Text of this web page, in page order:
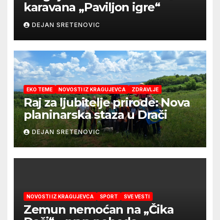
karavana „Paviljon igre“
DEJAN SRETENOVIC
EKO TEME NOVOSTI IZ KRAGUJEVCA ZDRAVLJE
Raj za ljubitelje prirode: Nova
planinarska staza u Drači
DEJAN SRETENOVIC
NOVOSTI IZ KRAGUJEVCA SPORT SVE VESTI
Zemun nemoćan na „Čika